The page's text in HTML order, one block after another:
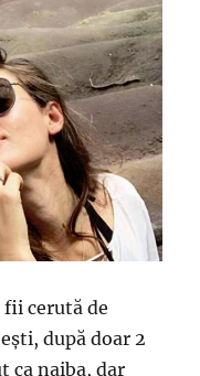
fii cerută de
după doar 2
ca naiba, dar